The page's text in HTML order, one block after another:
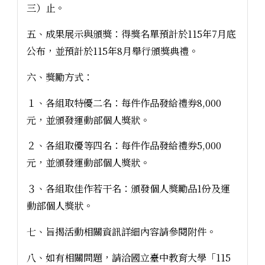
三）止。
五、成果展示與頒獎：得獎名單預計於115年7月底
公布，並預計於115年8月舉行頒獎典禮。
六、獎勵方式：
１、各組取特優二名：每件作品發給禮券8,000
元，並頒發運動部個人獎狀。
２、各組取優等四名：每件作品發給禮券5,000
元，並頒發運動部個人獎狀。
３、各組取佳作若干名：頒發個人獎勵品1份及運
動部個人獎狀。
七、旨揭活動相關資訊詳細內容請參閱附件。
八、如有相關問題，請洽國立臺中教育大學「115